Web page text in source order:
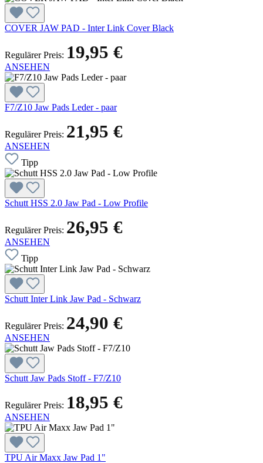
COVER JAW PAD - Inter Link Cover Black
Regulärer Preis: 19,95 €
ANSEHEN
F7/Z10 Jaw Pads Leder - paar
Regulärer Preis: 21,95 €
ANSEHEN
Tipp
Schutt HSS 2.0 Jaw Pad - Low Profile
Regulärer Preis: 26,95 €
ANSEHEN
Tipp
Schutt Inter Link Jaw Pad - Schwarz
Regulärer Preis: 24,90 €
ANSEHEN
Schutt Jaw Pads Stoff - F7/Z10
Regulärer Preis: 18,95 €
ANSEHEN
TPU Air Maxx Jaw Pad 1"